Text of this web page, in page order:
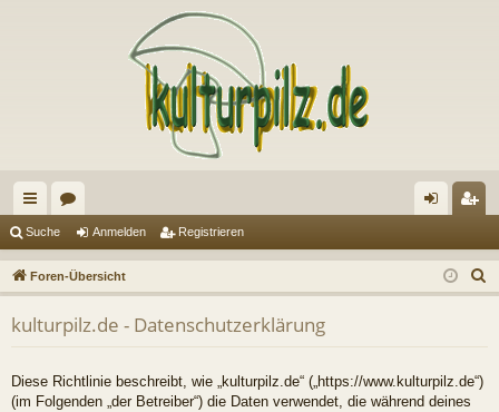
ch
ne
llz
ug
en m
el
ist
rie
Suche Anmelden Registrieren
Foren-Übersicht
u
kulturpilz.de - Datenschutzerklärung
Diese Richtlinie beschreibt, wie „kulturpilz.de“ („https://www.kulturpilz.de“)
(im Folgenden „der Betreiber“) die Daten verwendet, die während deines